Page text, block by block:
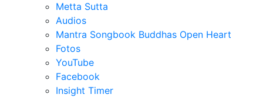
Metta Sutta
Audios
Mantra Songbook Buddhas Open Heart
Fotos
YouTube
Facebook
Insight Timer